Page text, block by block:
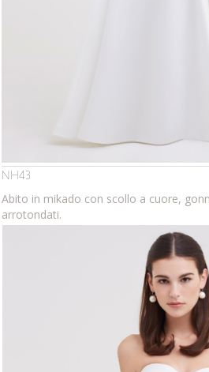
NH43
Abito in mikado con scollo a cuore,
arrotondati.